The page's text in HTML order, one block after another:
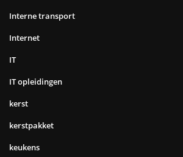
Interne transport
Internet
IT
IT opleidingen
kerst
kerstpakket
keukens